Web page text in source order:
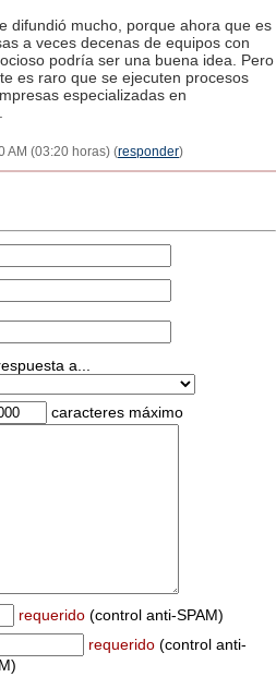
difundió mucho, porque ahora que es
a veces decenas de equipos con
podría ser una buena idea. Pero
es raro que se ejecuten procesos
especializadas en
AM (03:20 horas) (responder)
a...
caracteres máximo
requerido (control anti-SPAM)
requerido (control anti-